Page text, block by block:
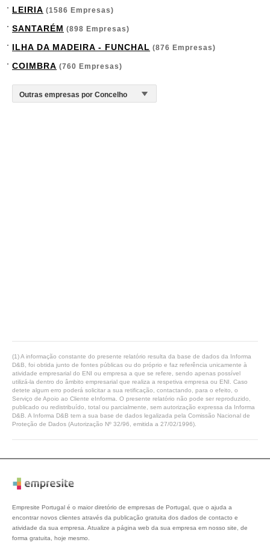
LEIRIA (1586 Empresas)
SANTARÉM (898 Empresas)
ILHA DA MADEIRA - FUNCHAL (876 Empresas)
COIMBRA (760 Empresas)
(1) A informação constante do presente relatório resulta da base de dados da Informa
D&B, foi obtida junto de fontes públicas ou do próprio e faz referência unicamente à
atividade empresarial do ENI ou empresa a que se refere, sendo apenas possível
utilizá-la dentro do âmbito empresarial que realiza a respetiva empresa ou ENI. Caso
detete algum erro poderá solicitar a sua retificação, contactando, para o efeito, o
Serviço de Apoio ao Cliente eInforma. O presente relatório não pode ser reproduzido,
publicado ou redistribuído, total ou parcialmente, sem autorização expressa da Informa
D&B. A Informa D&B tem a sua base de dados legalizada pela Comissão Nacional de
Proteção de Dados (Autorização Nº 32/96, emitida a 27/02/1996).
Empresite Portugal é o maior diretório de empresas de Portugal, que o ajuda a
encontrar novos clientes através da publicação gratuita dos dados de contacto e
atividade da sua empresa. Atualize a página web da sua empresa em nosso site, de
forma gratuita, hoje mesmo.